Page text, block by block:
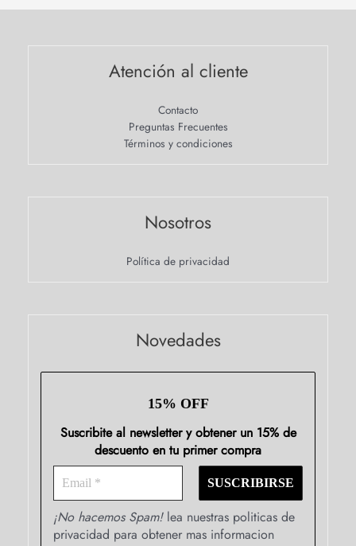
Atención al cliente
Contacto
Preguntas Frecuentes
Términos y condiciones
Nosotros
Política de privacidad
Novedades
15% OFF
Suscribite al newsletter y obtener un 15% de
descuento en tu primer compra
¡No hacemos Spam!lea nuestras politicas de
privacidad para obtener mas informacion